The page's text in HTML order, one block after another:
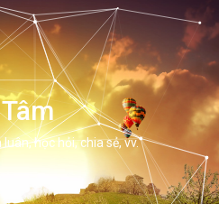
học hỏi, chia sẻ, vv.